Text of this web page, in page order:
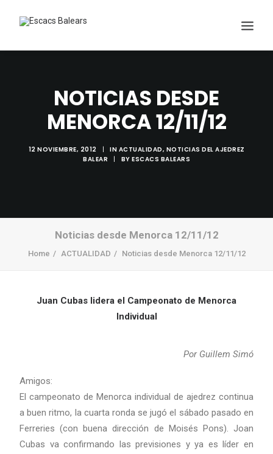
NOTICIAS DESDE
MENORCA 12/11/12
12 NOVIEMBRE, 2012 | IN ACTUALIDAD, NOTICIAS DEL AJEDREZ
BALEAR
| BY ESCACS BALEARS
Noticias desde Menorca 12/11/12
Home ACTUALIDAD Noticias desde Menorca 12/11/12
Juan Cubas lidera el Campeonato de Menorca
Individual
Por Guillem Simó
Amigos:
El campeonato de Menorca individual de ajedrez continua
a buen ritmo, la cuarta ronda se jugó el sábado pasado en
Ferreries (con buena dirección de Moisés Pons). Joan
Cubas va confirmando las previsiones y ya es líder en